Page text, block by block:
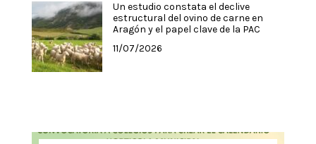
Un estudio constata el declive
estructural del ovino de carne en
Aragón y el papel clave de la PAC
11/07/2026